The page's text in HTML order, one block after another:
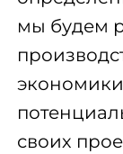
мы будем
своих